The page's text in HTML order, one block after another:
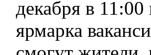
декабря в 11:00
ярмарка